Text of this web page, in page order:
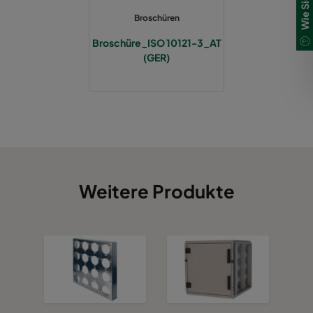
Broschüren
Broschüre_ISO 10121-3_AT
(GER)
Weitere Produkte